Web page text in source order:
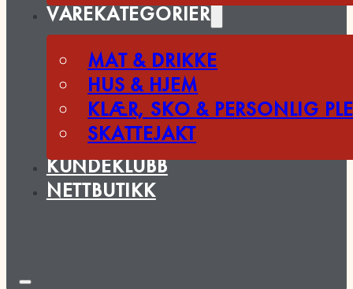
VAREKATEGORIER
MAT & DRIKKE
HUS & HJEM
KLÆR, SKO & PERSONLIG
SKATTEJAKT
KUNDEKLUBB
NETTBUTIKK